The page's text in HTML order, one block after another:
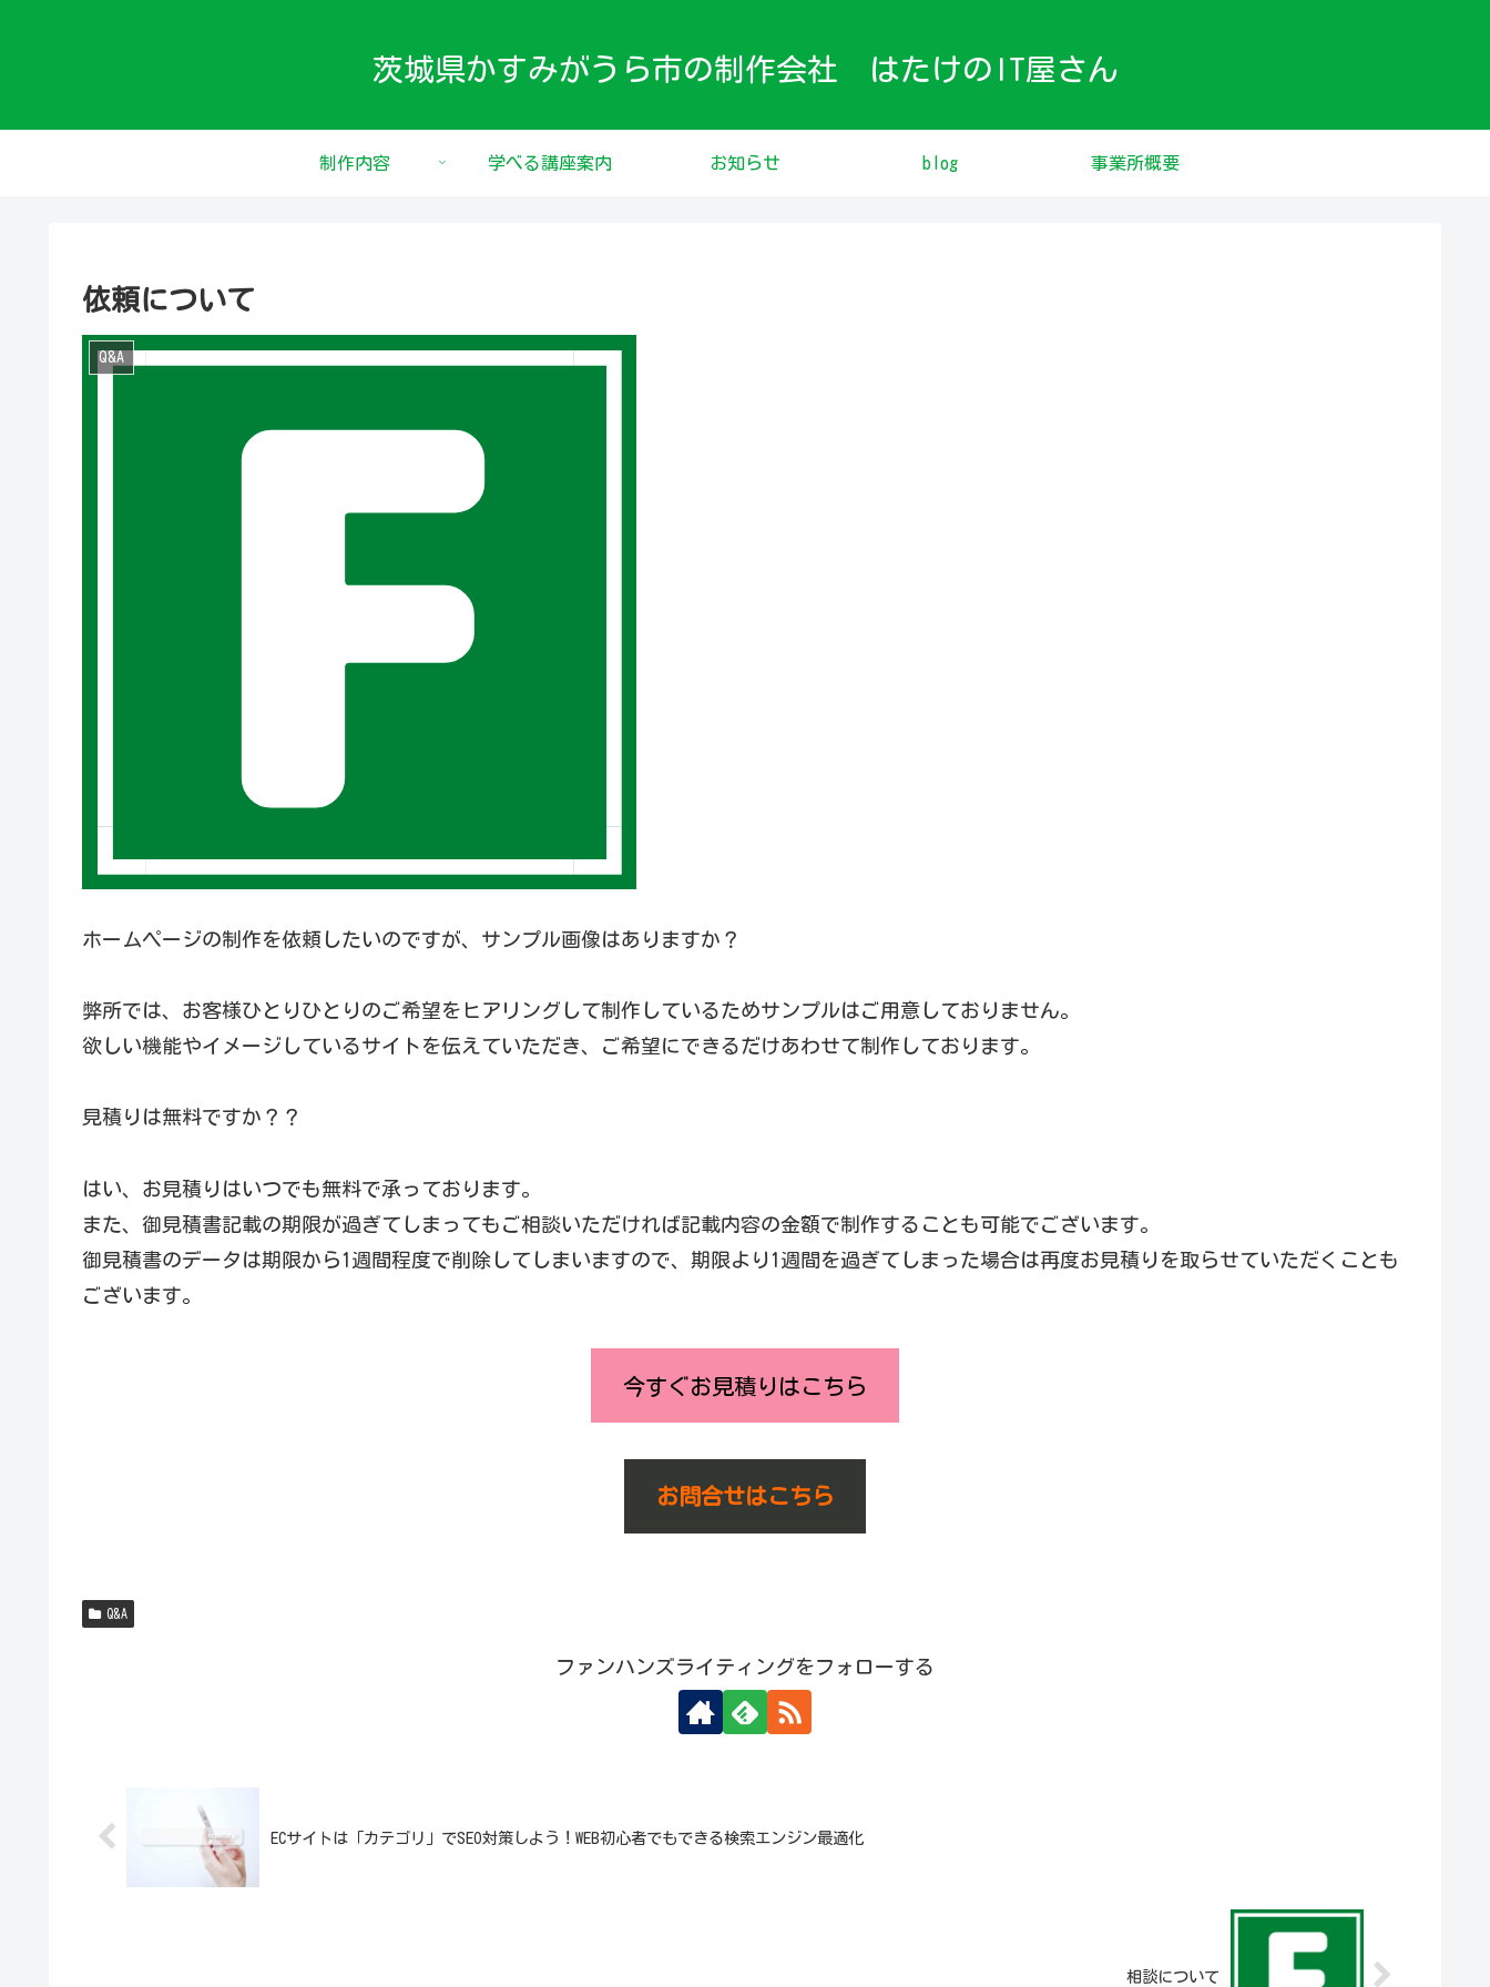
茨城県かすみがうら市の制作会社 はたけのIT屋さん
制作内容 学べる講座案内 お知らせ blog 事業所概要
依頼について
Q&A
ホームページの制作を依頼したいのですが、サンプル画像はありますか？
弊所では、お客様ひとりひとりのご希望をヒアリングして制作しているためサンプルはご用意しておりません。
欲しい機能やイメージしているサイトを伝えていただき、ご希望にできるだけあわせて制作しております。
見積りは無料ですか？？
はい、お見積りはいつでも無料で承っております。
また、御見積書記載の期限が過ぎてしまってもご相談いただければ記載内容の金額で制作することも可能でございます。
御見積書のデータは期限から1週間程度で削除してしまいますので、期限より1週間を過ぎてしまった場合は再度お見積りを取らせていただくことも
ございます。
今すぐお見積りはこちら
お問合せはこちら
Q&A
ファンハンズライティングをフォローする
ECサイトは「カテゴリ」でSEO対策しよう！WEB初心者でもできる検索エンジン最適化
相談について